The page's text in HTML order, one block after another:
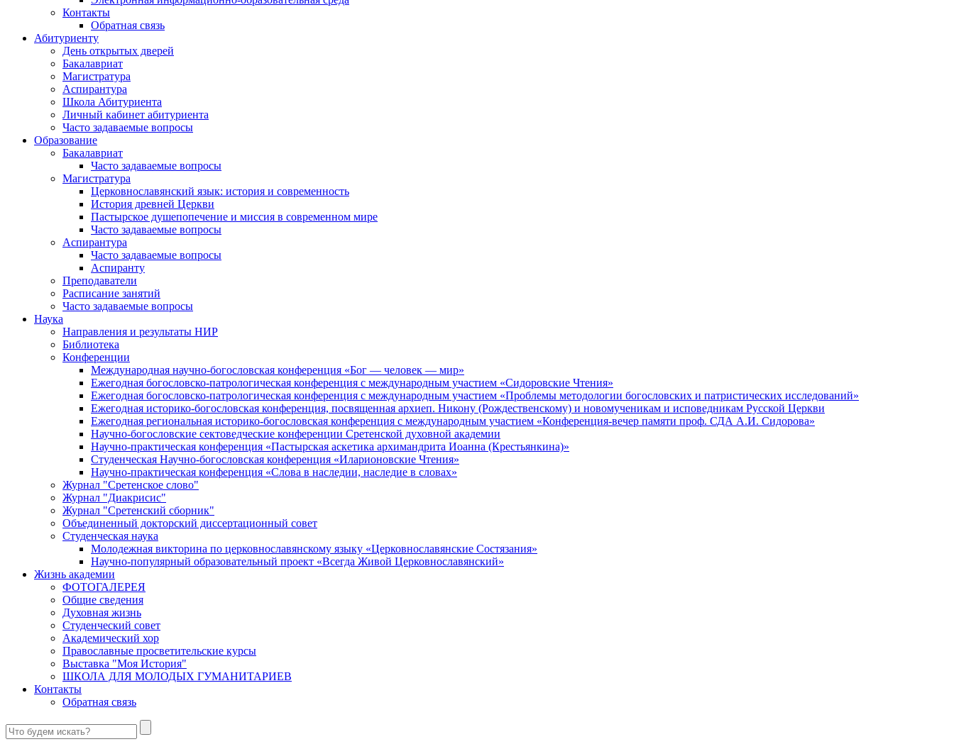
Контакты
Обратная связь
Абитуриенту
День открытых дверей
Бакалавриат
Магистратура
Аспирантура
Школа Абитуриента
Личный кабинет абитуриента
Часто задаваемые вопросы
Образование
Бакалавриат
Часто задаваемые вопросы
Магистратура
Церковнославянский язык: история и современность
История древней Церкви
Пастырское душепопечение и миссия в современном мире
Часто задаваемые вопросы
Аспирантура
Часто задаваемые вопросы
Аспиранту
Преподаватели
Расписание занятий
Часто задаваемые вопросы
Наука
Направления и результаты НИР
Библиотека
Конференции
Международная научно-богословская конференция «Бог — человек — мир»
Ежегодная богословско-патрологическая конференция с международным участием «Сидоровские Чтения»
Ежегодная богословско-патрологическая конференция с международным участием «Проблемы методологии богословских и патристических исследований»
Ежегодная историко-богословская конференция, посвященная архиеп. Никону (Рождественскому) и новомученикам и исповедникам Русской Церкви
Ежегодная региональная историко-богословская конференция с международным участием «Конференция-вечер памяти проф. СДА А.И. Сидорова»
Научно-богословские сектоведческие конференции Сретенской духовной академии
Научно-практическая конференция «Пастырская аскетика архимандрита Иоанна (Крестьянкина)»
Студенческая Научно-богословская конференция «Иларионовские Чтения»
Научно-практическая конференция «Cлова в наследии, наследие в словах»
Журнал "Сретенское слово"
Журнал "Диакрисис"
Журнал "Сретенский сборник"
Объединенный докторский диссертационный совет
Студенческая наука
Молодежная викторина по церковнославянскому языку «Церковнославянские Состязания»
Научно-популярный образовательный проект «Всегда Живой Церковнославянский»
Жизнь академии
ФОТОГАЛЕРЕЯ
Общие сведения
Духовная жизнь
Студенческий совет
Академический хор
Православные просветительские курсы
Выставка "Моя История"
ШКОЛА ДЛЯ МОЛОДЫХ ГУМАНИТАРИЕВ
Контакты
Обратная связь